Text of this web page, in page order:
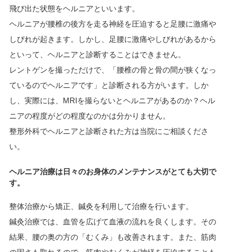
飛び出た状態をヘルニアといいます。
ヘルニアが腰椎の後方を走る神経を圧迫すると足腰に激痛や
しびれが起きます。しかし、足腰に激痛やしびれがあるから
といって、ヘルニアと診断することはできません。
レントゲンを撮っただけで、「腰椎の骨と骨の間が狭くなっ
ているのでヘルニアです」と診断される方がいます。しか
し、実際には、MRIを撮らないとヘルニアがあるのか？ヘル
ニアの程度がどの程度なのかは分かりません。
整形外科でヘルニアと診断された方は当院にご相談くださ
い。
ヘルニア治療は日々のお身体のメンテナンスがとても大切で
す。
整体治療から矯正、鍼灸を利用して治療を行います。
鍼灸治療では、血管を広げて血液の流れを良くします。その
結果、腰の奥の方の「むくみ」も改善されます。また、筋肉